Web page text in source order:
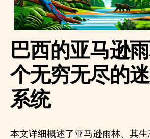
巴西的亚马逊
个无穷无尽的
系统
本文详细概述了亚马逊雨林、其